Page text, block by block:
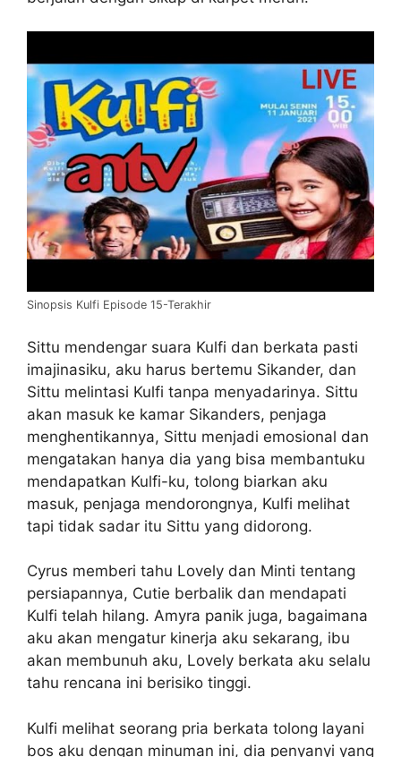
Sinopsis Kulfi Episode 15-Terakhir
Sittu mendengar suara Kulfi dan berkata pasti
imajinasiku, aku harus bertemu Sikander, dan
Sittu melintasi Kulfi tanpa menyadarinya. Sittu
akan masuk ke kamar Sikanders, penjaga
menghentikannya, Sittu menjadi emosional dan
mengatakan hanya dia yang bisa membantuku
mendapatkan Kulfi-ku, tolong biarkan aku
masuk, penjaga mendorongnya, Kulfi melihat
tapi tidak sadar itu Sittu yang didorong.
Cyrus memberi tahu Lovely dan Minti tentang
persiapannya, Cutie berbalik dan mendapati
Kulfi telah hilang. Amyra panik juga, bagaimana
aku akan mengatur kinerja aku sekarang, ibu
akan membunuh aku, Lovely berkata aku selalu
tahu rencana ini berisiko tinggi.
Kulfi melihat seorang pria berkata tolong layani
bos aku dengan minuman ini, dia penyanyi yang